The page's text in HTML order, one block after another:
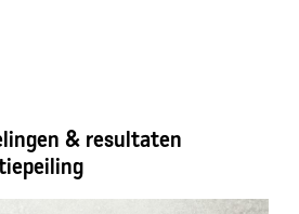
& resultaten